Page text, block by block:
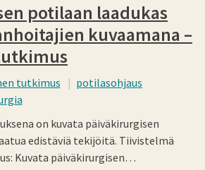
potilaan laadukas
kuvaamana –
tutkimus
potilasohjaus
on kuvata päiväkirurgisen
edistäviä tekijöitä. Tiivistelmä
Kuvata päiväkirurgisen…